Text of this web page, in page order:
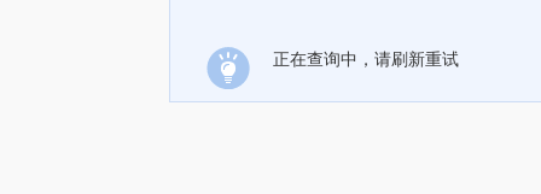
正在查询中，请刷新重试